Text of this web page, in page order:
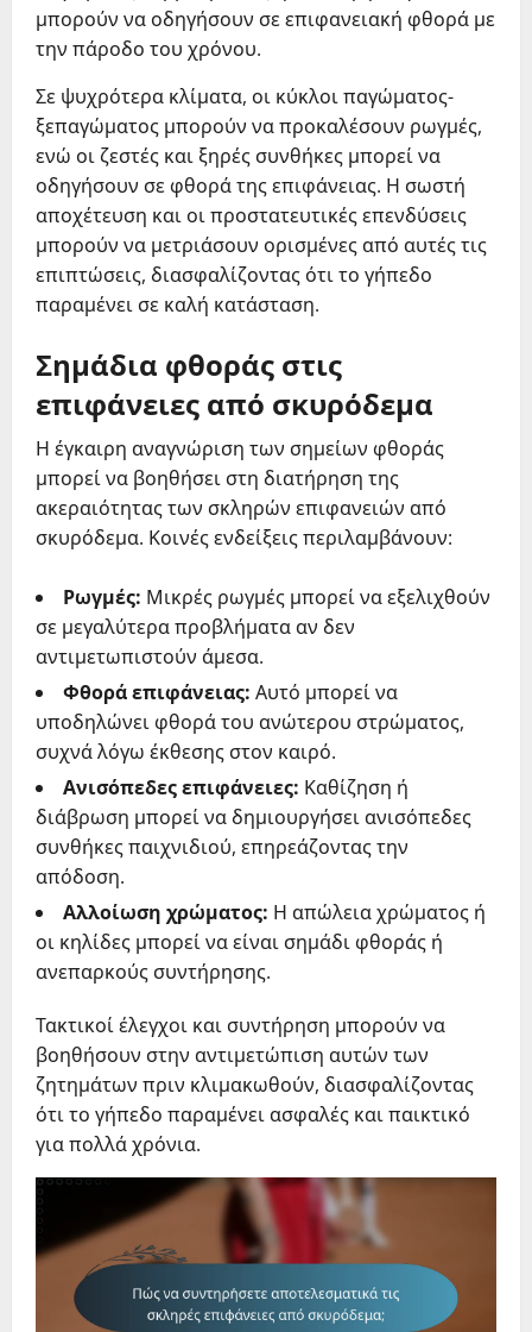
μπορούν να οδηγήσουν σε επιφανειακή φθορά με
την πάροδο του χρόνου.
Σε ψυχρότερα κλίματα, οι κύκλοι παγώματος-
ξεπαγώματος μπορούν να προκαλέσουν ρωγμές,
ενώ οι ζεστές και ξηρές συνθήκες μπορεί να
οδηγήσουν σε φθορά της επιφάνειας. Η σωστή
αποχέτευση και οι προστατευτικές επενδύσεις
μπορούν να μετριάσουν ορισμένες από αυτές τις
επιπτώσεις, διασφαλίζοντας ότι το γήπεδο
παραμένει σε καλή κατάσταση.
Σημάδια φθοράς στις
επιφάνειες από σκυρόδεμα
Η έγκαιρη αναγνώριση των σημείων φθοράς
μπορεί να βοηθήσει στη διατήρηση της
ακεραιότητας των σκληρών επιφανειών από
σκυρόδεμα. Κοινές ενδείξεις περιλαμβάνουν:
Ρωγμές: Μικρές ρωγμές μπορεί να εξελιχθούν
σε μεγαλύτερα προβλήματα αν δεν
αντιμετωπιστούν άμεσα.
Φθορά επιφάνειας: Αυτό μπορεί να
υποδηλώνει φθορά του ανώτερου στρώματος,
συχνά λόγω έκθεσης στον καιρό.
Ανισόπεδες επιφάνειες: Καθίζηση ή
διάβρωση μπορεί να δημιουργήσει ανισόπεδες
συνθήκες παιχνιδιού, επηρεάζοντας την
απόδοση.
Αλλοίωση χρώματος: Η απώλεια χρώματος ή
οι κηλίδες μπορεί να είναι σημάδι φθοράς ή
ανεπαρκούς συντήρησης.
Τακτικοί έλεγχοι και συντήρηση μπορούν να
βοηθήσουν στην αντιμετώπιση αυτών των
ζητημάτων πριν κλιμακωθούν, διασφαλίζοντας
ότι το γήπεδο παραμένει ασφαλές και παικτικό
για πολλά χρόνια.